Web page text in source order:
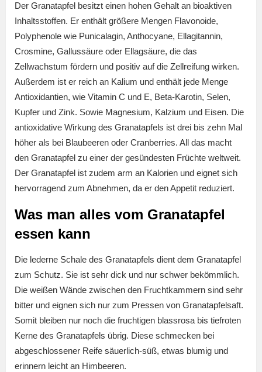
Der Granatapfel besitzt einen hohen Gehalt an bioaktiven
Inhaltsstoffen. Er enthält größere Mengen Flavonoide,
Polyphenole wie Punicalagin, Anthocyane, Ellagitannin,
Crosmine, Gallussäure oder Ellagsäure, die das
Zellwachstum fördern und positiv auf die Zellreifung wirken.
Außerdem ist er reich an Kalium und enthält jede Menge
Antioxidantien, wie Vitamin C und E, Beta-Karotin, Selen,
Kupfer und Zink. Sowie Magnesium, Kalzium und Eisen. Die
antioxidative Wirkung des Granatapfels ist drei bis zehn Mal
höher als bei Blaubeeren oder Cranberries. All das macht
den Granatapfel zu einer der gesündesten Früchte weltweit.
Der Granatapfel ist zudem arm an Kalorien und eignet sich
hervorragend zum Abnehmen, da er den Appetit reduziert.
Was man alles vom Granatapfel
essen kann
Die lederne Schale des Granatapfels dient dem Granatapfel
zum Schutz. Sie ist sehr dick und nur schwer bekömmlich.
Die weißen Wände zwischen den Fruchtkammern sind sehr
bitter und eignen sich nur zum Pressen von Granatapfelsaft.
Somit bleiben nur noch die fruchtigen blassrosa bis tiefroten
Kerne des Granatapfels übrig. Diese schmecken bei
abgeschlossener Reife säuerlich-süß, etwas blumig und
erinnern leicht an Himbeeren.